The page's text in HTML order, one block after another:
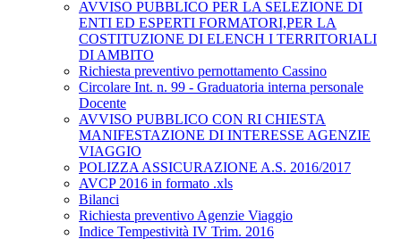
AVVISO PUBBLICO PER LA SELEZIONE DI
ENTI ED ESPERTI FORMATORI,PER LA
COSTITUZIONE DI ELENCH I TERRITORIALI
DI AMBITO
Richiesta preventivo pernottamento Cassino
Circolare Int. n. 99 - Graduatoria interna personale
Docente
AVVISO PUBBLICO CON RI CHIESTA
MANIFESTAZIONE DI INTERESSE AGENZIE
VIAGGIO
POLIZZA ASSICURAZIONE A.S. 2016/2017
AVCP 2016 in formato .xls
Bilanci
Richiesta preventivo Agenzie Viaggio
Indice Tempestività IV Trim. 2016